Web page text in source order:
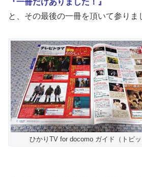
と、その最後の一冊を頂いて参りま
ひかりTV for docomo ガイド（トピッ